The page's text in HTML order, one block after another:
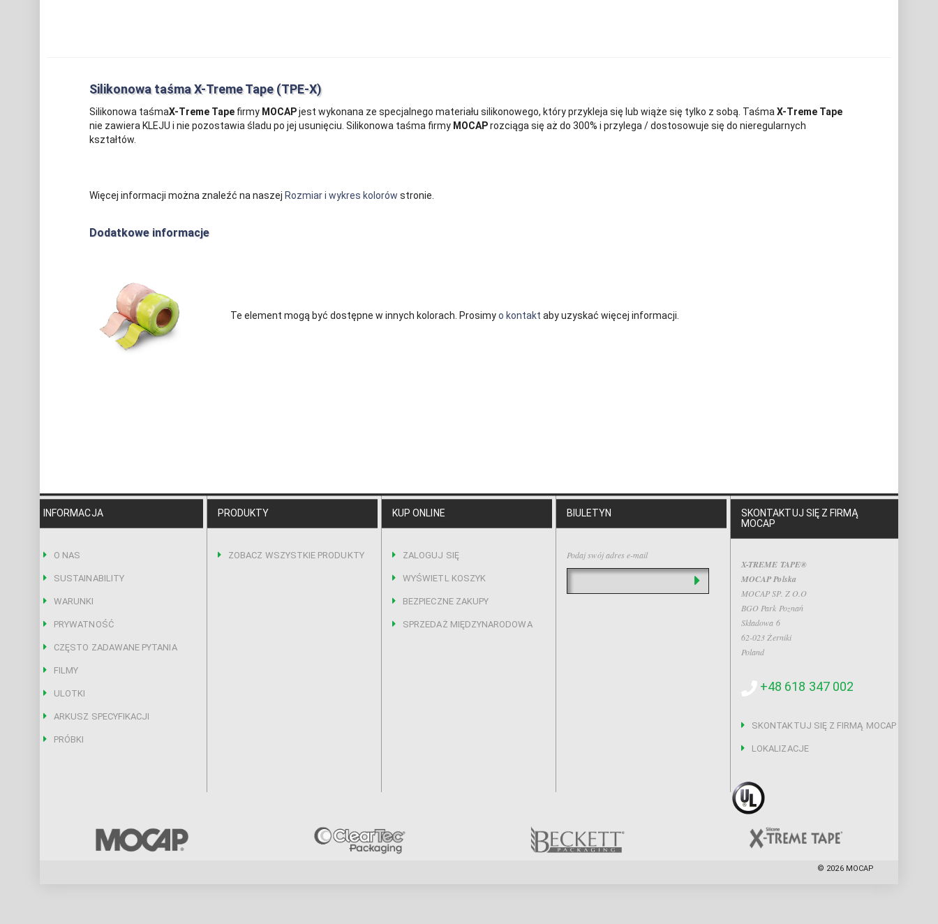
Silikonowa taśma X-Treme Tape (TPE-X)
Silikonowa taśmaX-Treme Tapefirmy MOCAPjest wykonana ze specjalnego materiału silikonowego, który przykleja się lub wiąże się tylko z sobą. TaśmaX-Treme Tape
nie zawiera KLEJU i nie pozostawia śladu po jej usunięciu. Silikonowa taśma firmy MOCAProzciąga się aż do 300% i przylega / dostosowuje się do nieregularnych
kształtów.
Więcej informacji można znaleźć na naszej Rozmiar i wykres kolorów stronie.
Dodatkowe informacje
Te element mogą być dostępne w innych kolorach. Prosimyo kontakt aby uzyskać więcej informacji.
INFORMACJA
O NAS
SUSTAINABILITY
WARUNKI
PRYWATNOŚĆ
CZĘSTO ZADAWANE PYTANIA
FILMY
ULOTKI
ARKUSZ SPECYFIKACJI
PRÓBKI
PRODUKTY
ZOBACZ WSZYSTKIE PRODUKTY
KUP ONLINE
ZALOGUJ SIĘ
WYŚWIETL KOSZYK
BEZPIECZNE ZAKUPY
SPRZEDAŻ MIĘDZYNARODOWA
BIULETYN
Podaj swój adres e-mail
SKONTAKTUJ SIĘ Z FIRMĄ
MOCAP
X-TREME TAPE®
MOCAP Polska
MOCAP SP. Z O.O
BGO Park Poznań
Składowa 6
62-023 Żerniki
Poland
+48 618 347 002
SKONTAKTUJ SIĘ Z FIRMĄ MOCAP
LOKALIZACJE
© 2026 MOCAP